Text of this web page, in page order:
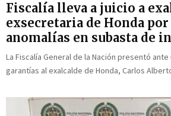
Fiscalía lleva a juicio a
exsecretaria de Honda
anomalías en subasta de
La Fiscalía General de la Nación presentó
garantías al exalcalde de Honda, Carlos